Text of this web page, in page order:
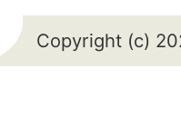
Copyright (c)